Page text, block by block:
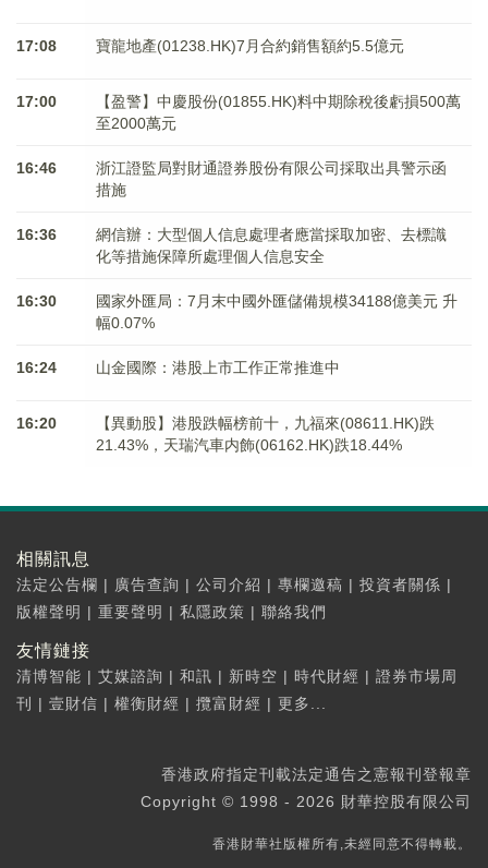
17:08 寶龍地產(01238.HK)7月合約銷售額約5.5億元
17:00
【盈警】中慶股份(01855.HK)料中期除稅後虧損500萬
至2000萬元
16:46
浙江證監局對財通證券股份有限公司採取出具警示函
措施
16:36
網信辦：大型個人信息處理者應當採取加密、去標識
化等措施保障所處理個人信息安全
16:30
國家外匯局：7月末中國外匯儲備規模34188億美元 升
幅0.07%
16:24 山金國際：港股上市工作正常推進中
16:20
【異動股】港股跌幅榜前十，九福來(08611.HK)跌
21.43%，天瑞汽車内飾(06162.HK)跌18.44%
相關訊息
法定公告欄 | 廣告查詢 | 公司介紹 | 專欄邀稿 | 投資者關係 |
版權聲明 | 重要聲明 | 私隱政策 | 聯絡我們
友情鏈接
清博智能 | 艾媒諮詢 | 和訊 | 新時空 | 時代財經 | 證券市場周
刊
| 壹財信 | 權衡財經 | 攬富財經 | 更多...
香港政府指定刊載法定通告之憲報刊登報章
Copyright © 1998 - 2026 財華控股有限公司
香港財華社版權所有,未經同意不得轉載。